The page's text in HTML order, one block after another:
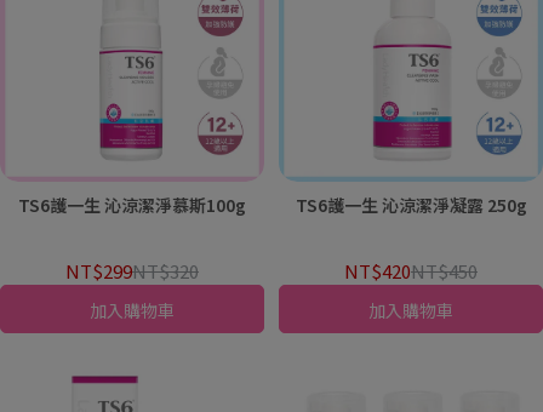
TS6護一生 沁涼潔淨慕斯100g
NT$299NT$320
加入購物車
TS6護一生 沁涼潔淨凝露 250g
NT$420NT$450
加入購物車